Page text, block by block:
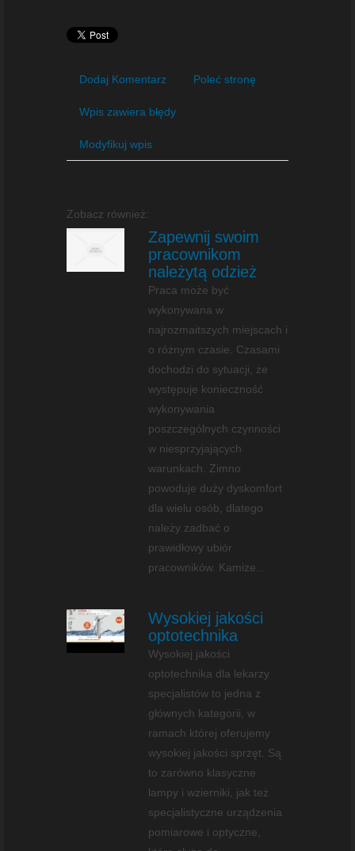
Dodaj Komentarz Poleć stronę
Wpis zawiera błędy
Modyfikuj wpis
Zobacz również:
Zapewnij swoim
pracownikom
należytą odzież
Praca może być
wykonywana w
najrozmaitszych miejscach i
o różnym czasie. Czasami
dochodzi do sytuacji, że
występuje konieczność
wykonywania
poszczególnych czynności
w niesprzyjających
warunkach. Zimno
powoduje duży dyskomfort
dla wielu osób, dlatego
należy zadbać o
prawidłowy ubiór
pracowników. Kamize...
Wysokiej jakości
optotechnika
Wysokiej jakości
optotechnika dla lekarzy
specjalistów to jedna z
głównych kategorii, w
ramach której oferujemy
wysokiej jakości sprzęt. Są
to zarówno klasyczne
lampy i wzierniki, jak też
specjalistyczne urządzenia
pomiarowe i optyczne,